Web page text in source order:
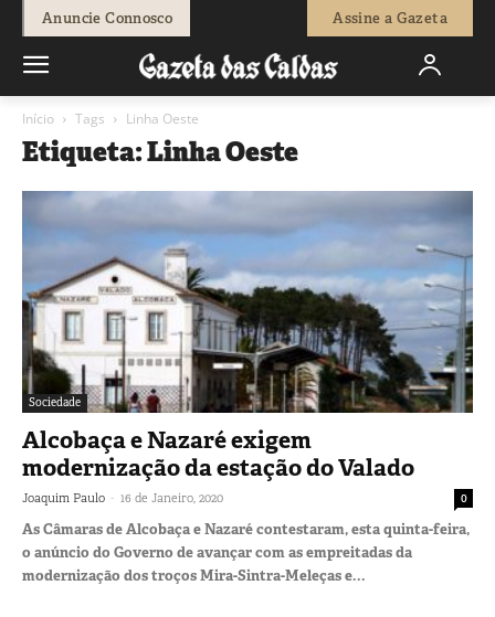
Anuncie Connosco Assine a Gazeta
Início Tags Linha Oeste
Etiqueta: Linha Oeste
Sociedade
Alcobaça e Nazaré exigem
modernização da estação do Valado
Joaquim Paulo - 16 de Janeiro, 2020 0
As Câmaras de Alcobaça e Nazaré contestaram, esta quinta-feira,
o anúncio do Governo de avançar com as empreitadas da
modernização dos troços Mira-Sintra-Meleças e...